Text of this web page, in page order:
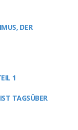
DER
1
TAGSÜBER